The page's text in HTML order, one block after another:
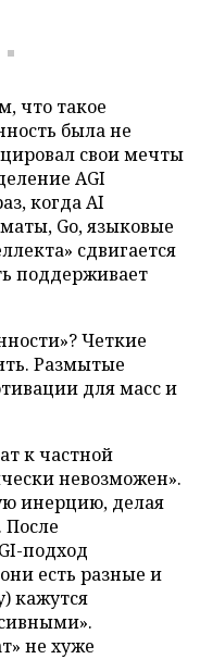
что такое
была не
свои мечты
AGI
когда AI
Go, языковые
сдвигается
поддерживает
Четкие
Размытые
для масс и
к частной
невозможен».
инерцию, делая
подход
есть разные и
кажутся
не хуже